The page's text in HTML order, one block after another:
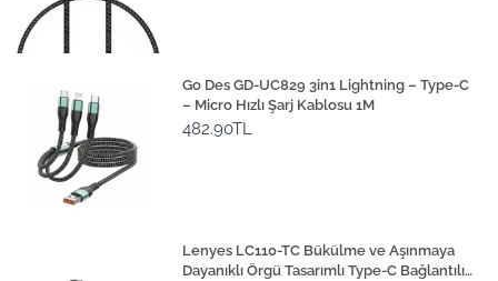
Go Des GD-UC829 3in1 Lightning – Type-C
– Micro Hızlı Şarj Kablosu 1M
482.90TL
Lenyes LC110-TC Bükülme ve Aşınmaya
Dayanıklı Örgü Tasarımlı Type-C Bağlantılı